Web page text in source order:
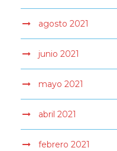
agosto 2021
junio 2021
mayo 2021
abril 2021
febrero 2021